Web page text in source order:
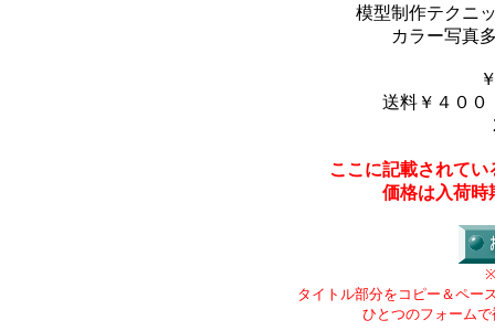
模型制作テクニ
カラー写真
送料￥４００
ここに記載されて
価格は入荷時
タイトル部分をコピー＆ペー
ひとつのフォーム